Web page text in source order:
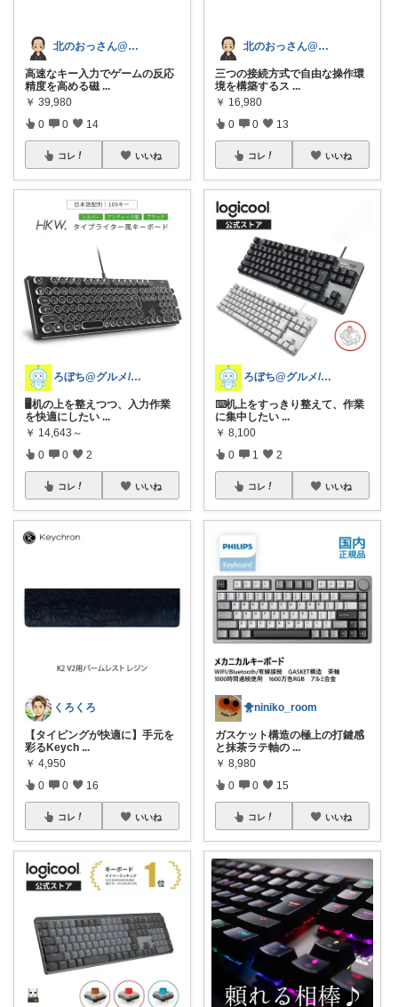
北のおっさん@ガジェット好き
高速なキー入力でゲームの反応
精度を高める磁 ...
￥ 39,980
0 0 14
コレ いいね
ろぼち@グルメ/キッチン雑貨
🖥机の上を整えつつ、入力作業
を快適にしたい ...
￥ 14,643～
0 0 2
コレ いいね
くろくろ
【タイピングが快適に】手元を
彩るKeych ...
￥ 4,950
0 0 16
コレ いいね
北のおっさん@ガジェット好き
三つの接続方式で自由な操作環
境を構築するス ...
￥ 16,980
0 0 13
コレ いいね
ろぼち@グルメ/キッチン雑貨
⌨️机上をすっきり整えて、作業
に集中したい ...
￥ 8,100
0 1 2
コレ いいね
🐥niniko_room
ガスケット構造の極上の打鍵感
と抹茶ラテ軸の ...
￥ 8,980
0 0 15
コレ いいね